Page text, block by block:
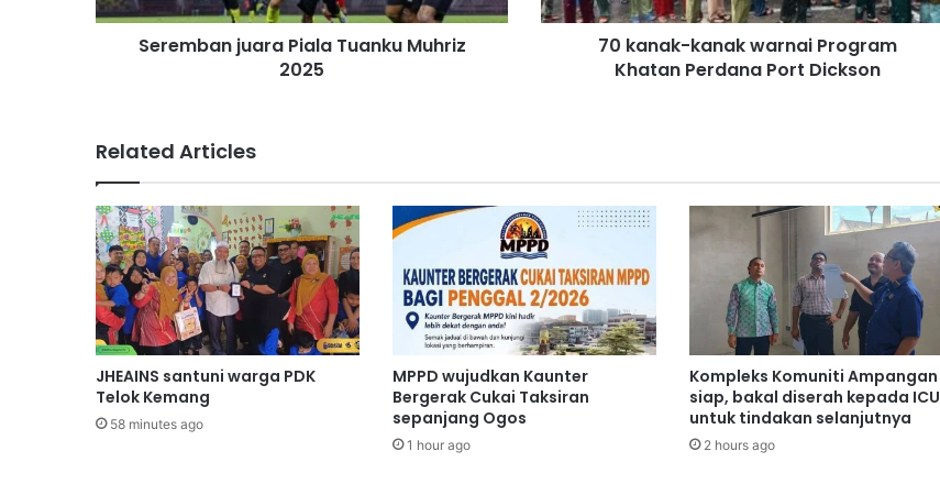
j
i
a
l
a
T
u
a
n
k
u
M
u
Seremban juara Piala Tuanku Muhriz
2025
k
r
n
a
i
P
r
o
g
a
70 kanak-kanak warnai Program
Khatan Perdana Port Dickson
Related Articles
JHEAINS santuni warga PDK
Telok Kemang
58 minutes ago
MPPD wujudkan Kaunter
Bergerak Cukai Taksiran
sepanjang Ogos
1 hour ago
Kompleks Komuniti Ampangan
siap, bakal diserah kepada ICU
untuk tindakan selanjutnya
2 hours ago